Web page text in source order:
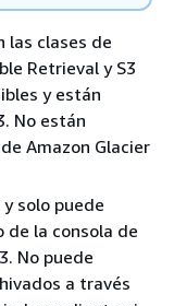
las clases de
Retrieval y S3
y están
No están
Amazon Glacier
solo puede
de la consola de
No puede
a través